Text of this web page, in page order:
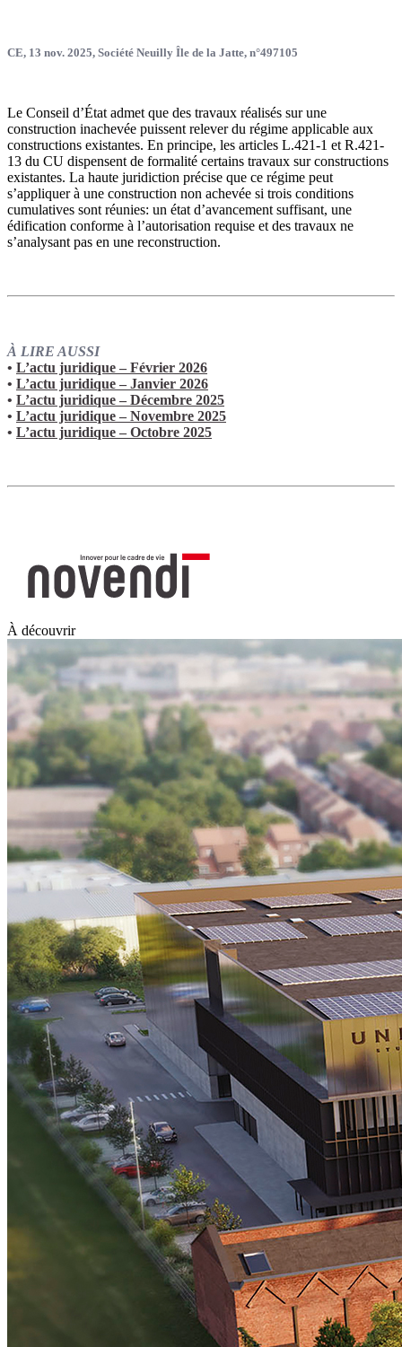
CE, 13 nov. 2025, Société Neuilly Île de la Jatte, n°497105
Le Conseil d’État admet que des travaux réalisés sur une
construction inachevée puissent relever du régime applicable aux
constructions existantes. En principe, les articles L.421-1 et R.421-
13 du CU dispensent de formalité certains travaux sur constructions
existantes. La haute juridiction précise que ce régime peut
s’appliquer à une construction non achevée si trois conditions
cumulatives sont réunies: un état d’avancement suffisant, une
édification conforme à l’autorisation requise et des travaux ne
s’analysant pas en une reconstruction.
À LIRE AUSSI
• L’actu juridique – Février 2026
• L’actu juridique – Janvier 2026
• L’actu juridique – Décembre 2025
• L’actu juridique – Novembre 2025
• L’actu juridique – Octobre 2025
À découvrir